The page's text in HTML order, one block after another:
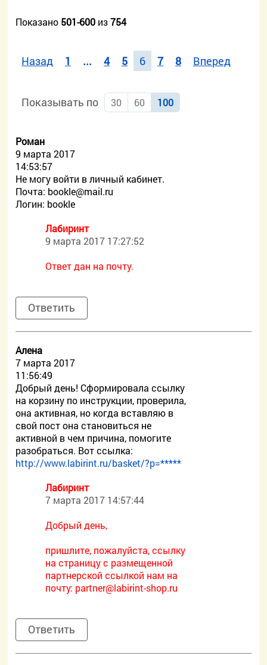
Показано 501-600 из754
Назад 1 ... 4 5 6 7 8 Вперед
Показывать по 30 60 100
Роман
9 марта 2017
14:53:57
Не могу войти в личный кабинет.
Почта: bookle@mail.ru
Логин: bookle
Лабиринт
9 марта 2017 17:27:52
Ответ дан на почту.
Ответить
Алена
7 марта 2017
11:56:49
Добрый день! Сформировала ссылку
на корзину по инструкции, проверила,
она активная, но когда вставляю в
свой пост она становиться не
активной в чем причина, помогите
разобраться. Вот ссылка:
http://www.labirint.ru/basket/?p=*****
Лабиринт
7 марта 2017 14:57:44
Добрый день,
пришлите, пожалуйста, ссылку
на страницу с размещенной
партнерской ссылкой нам на
почту: partner@labirint-shop.ru
Ответить